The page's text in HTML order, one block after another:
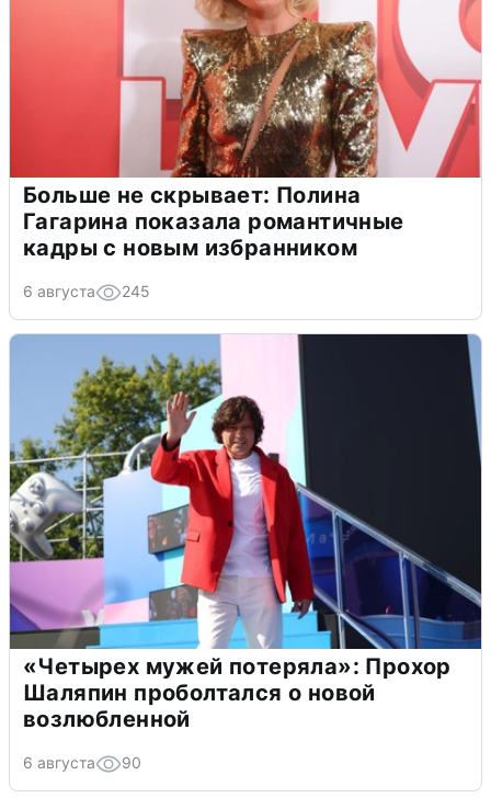
Больше не скрывает: Полина
Гагарина показала романтичные
кадры с новым избранником
6 августа 245
«Четырех мужей потеряла»: Прохор
Шаляпин проболтался о новой
возлюбленной
6 августа 90